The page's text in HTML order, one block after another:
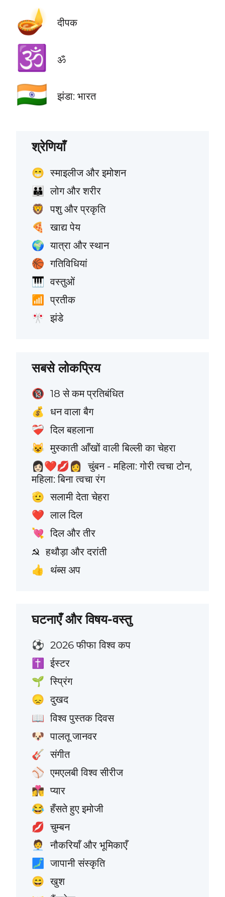
🪔 दीपक
🕉️ ॐ
🇮🇳 झंडा: भारत
श्रेणियाँ
😁 स्माइलीज और इमोशन
👪 लोग और शरीर
🦁 पशु और प्रकृति
🍕 खाद्य पेय
🌍 यात्रा और स्थान
🏀 गतिविधियां
🎹 वस्तुओं
📶 प्रतीक
🎌 झंडे
सबसे लोकप्रिय
🔞 18 से कम प्रतिबंधित
💰 धन वाला बैग
❤️‍🩹 दिल बहलाना
😺 मुस्काती आँखों वाली बिल्ली का चेहरा
👩🏻‍❤️‍💋‍👩 चुंबन - महिला: गोरी त्वचा टोन,
महिला: बिना त्वचा रंग
🫡 सलामी देता चेहरा
❤️ लाल दिल
💘 दिल और तीर
☭ हथौड़ा और दरांती
👍 थंब्स अप
घटनाएँ और विषय-वस्तु
⚽ 2026 फीफा विश्व कप
✝️ ईस्टर
🌱 स्प्रिंग
😞 दुखद
📖 विश्व पुस्तक दिवस
🐶 पालतू जानवर
🎸 संगीत
⚾ एमएलबी विश्व सीरीज
👩‍❤️‍💋‍👨 प्यार
😂 हँसते हुए इमोजी
💋 चुम्बन
🧑‍💼 नौकरियाँ और भूमिकाएँ
🗾 जापानी संस्कृति
😄 खुश